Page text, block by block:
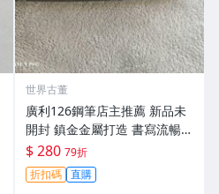
世界古董
廣利126鋼筆店主推薦 新品未
開封 鎮金金屬打造 書寫流暢
重量恰到好處 專家級用筆選擇
126鋼筆 儲水型 筆尖書寫
$ 280 79折
折扣碼 直購